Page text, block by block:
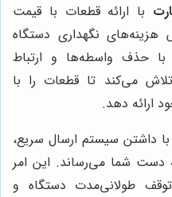
با ارائه قطعات با قیمت
نگهداری دستگاه
حذف واسطه‌ها و ارتباط
تلاش می‌کند تا قطعات را با
ارائه دهد.
با داشتن سیستم ارسال سریع،
دست شما می‌رساند. این امر
طولانی‌مدت دستگاه و